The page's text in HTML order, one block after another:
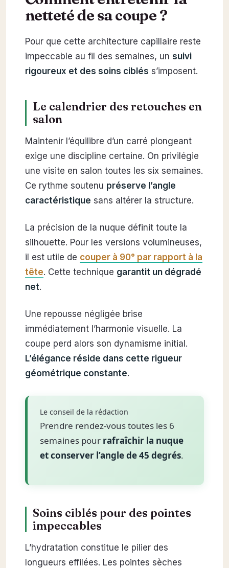
netteté de sa coupe ?
Pour que cette architecture capillaire reste
impeccable au fil des semaines, un suivi
rigoureux et des soins ciblés s’imposent.
Le calendrier des retouches en
salon
Maintenir l’équilibre d’un carré plongeant
exige une discipline certaine. On privilégie
une visite en salon toutes les six semaines.
Ce rythme soutenu préserve l’angle
caractéristique sans altérer la structure.
La précision de la nuque définit toute la
silhouette. Pour les versions volumineuses,
il est utile de couper à 90° par rapport à la
tête. Cette technique garantit un dégradé
net.
Une repousse négligée brise
immédiatement l’harmonie visuelle. La
coupe perd alors son dynamisme initial.
L’élégance réside dans cette rigueur
géométrique constante.
Le conseil de la rédaction
Prendre rendez-vous toutes les 6
semaines pour rafraîchir la nuque
et conserver l’angle de 45 degrés.
Soins ciblés pour des pointes
impeccables
L’hydratation constitue le pilier des
longueurs effilées. Les pointes sèches